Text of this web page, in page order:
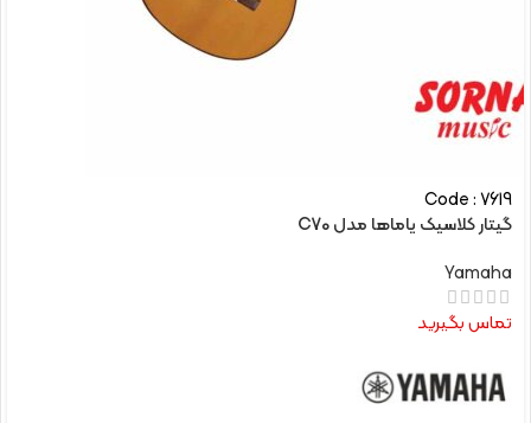
Code : 7619
گیتار کلاسیک یاماها مدل C70
Yamaha
تماس بگیرید